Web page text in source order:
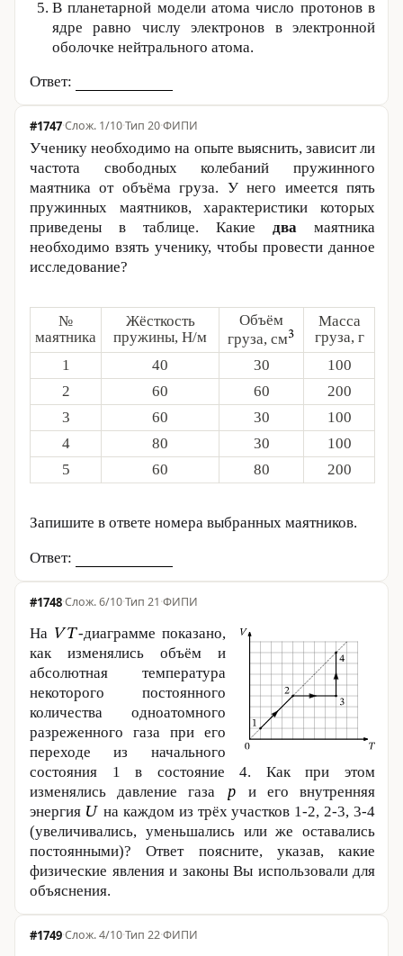
В планетарной модели атома число протонов в
ядре равно числу электронов в электронной
оболочке нейтрального атома.
Ответ:
#1747· 1/10·Тип 20·ФИПИ
Ученику необходимо на опыте выяснить, зависит ли
частота свободных колебаний пружинного
маятника от объёма груза. У него имеется пять
пружинных маятников, характеристики которых
приведены в таблице. Какие два маятника
необходимо взять ученику, чтобы провести данное
исследование?
№
маятника
Жёсткость
пружины, Н/м
Объём
груза, см
Масса
груза, г
1
40 30
100
2
60 60
200
3
60 30
100
4
80 30
100
5
60 80 200
Запишите в ответе номера выбранных маятников.
Ответ:
#1748· 6/10·Тип 21·ФИПИ
На
-диаграмме показано,
как изменялись объём и
абсолютная температура
некоторого постоянного
количества одноатомного
разреженного газа при его
переходе из начального
состояния 1 в состояние 4. Как при этом
изменялись давление газа
и его внутренняя
энергия
на каждом из трёх участков 1-2, 2-3, 3-4
(увеличивались, уменьшались или же оставались
постоянными)? Ответ поясните, указав, какие
физические явления и законы Вы использовали для
объяснения.
#1749· 4/10·Тип 22·ФИПИ